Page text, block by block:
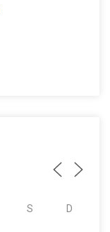
S D